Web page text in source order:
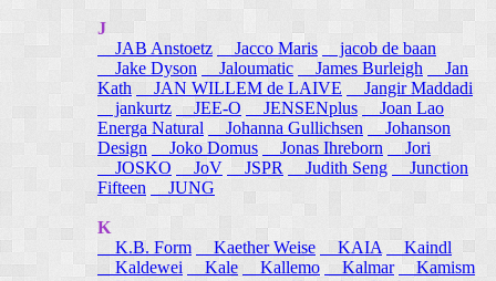
J
JAB Anstoetz
Jacco Maris
jacob de baan
Jake Dyson
Jaloumatic James Burleigh
Jan
Kath
JAN WILLEM de LAIVE
Jangir Maddadi
jankurtz JEE-O JENSENplus
Joan Lao
Energa Natural
Johanna Gullichsen
Johanson
Design
Joko Domus Jonas Ihreborn
Jori
JOSKO
JoV JSPR Judith Seng
Junction
Fifteen
JUNG
K
K.B. Form
Kaether Weise KAIA
Kaindl
Kaldewei
Kale Kallemo Kalmar
Kamism